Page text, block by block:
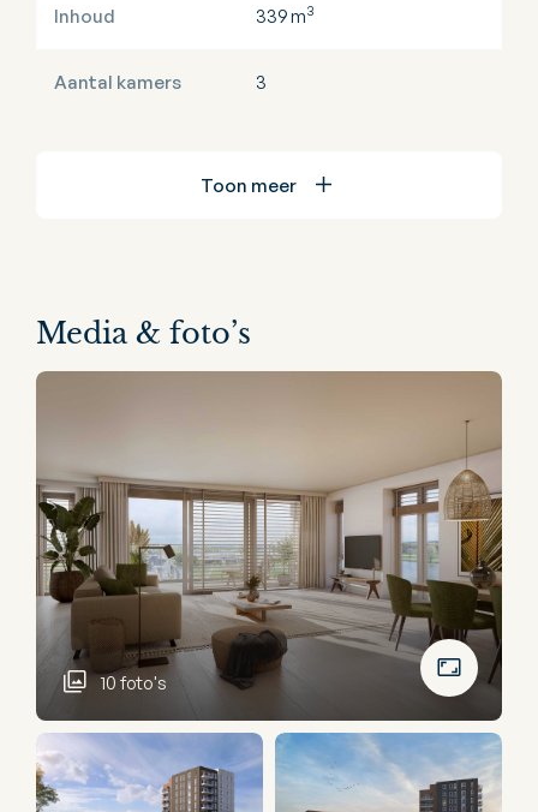
Inhoud 339 m3
Aantal kamers 3
Toon meer
Media & foto’s
10 foto's